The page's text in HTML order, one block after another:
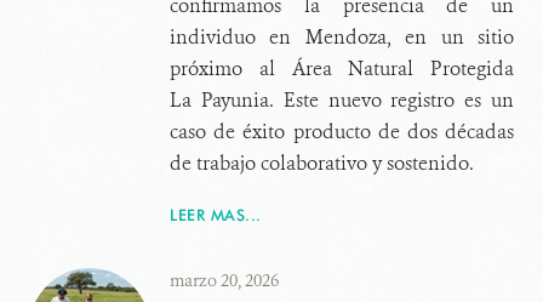
confirmamos la presencia de un
individuo en Mendoza, en un sitio
próximo al Área Natural Protegida
La Payunia. Este nuevo registro es un
caso de éxito producto de dos décadas
de trabajo colaborativo y sostenido.
LEER MAS...
marzo 20, 2026